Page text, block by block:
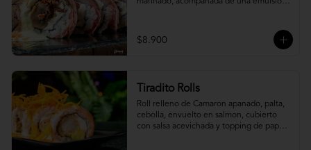
$8.900
Tiradito Rolls
Roll relleno de Camaron apanado, palta,
cebolla, envuelto en salmon, cubierto
con salsa acevichada y topping de papa